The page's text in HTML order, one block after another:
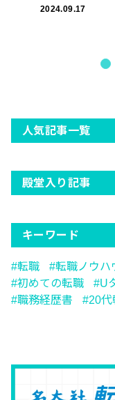
2024.09.17
人気記事一覧
殿堂入り記事
キーワード
転職 転職ノウハ
初めての転職
U
職務経歴書
20代